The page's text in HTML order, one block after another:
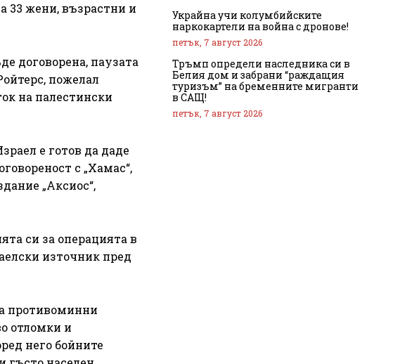
33 жени, възрастни и
договорена, паузата
пожелал
на палестински
е готов да даде
с „Хамас“,
„Аксиос“,
си за операцията в
източник пред
противоминни
отломки и
него бойните
Украйна учи колумбийските
наркокартели на война с дронове!
петък, 7 август 2026
Тръмп определи наследника си в
Белия дом и забрани “раждащия
туризъм” на бременните мигранти
в САЩ!
петък, 7 август 2026